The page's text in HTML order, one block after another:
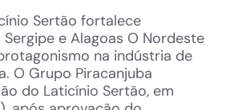
Sertão fortalece
e Alagoas O Nordeste
na indústria de
O Grupo Piracanjuba
do Laticínio Sertão, em